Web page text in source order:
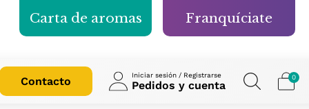
Carta de aromas Franquíciate
Contacto Iniciar sesión / Registrarse
Pedidos y cuenta
0